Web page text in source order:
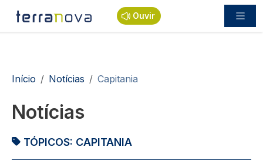
Passar para o conteúdo principal
Ouvir
Navegação estrutural
Início Notícias Capitania
Notícias
TÓPICOS: CAPITANIA